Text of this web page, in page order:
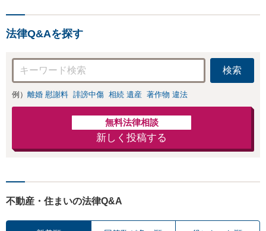
【地域密着】
法律Q&Aを探す
検索
例） 離婚 慰謝料 誹謗中傷 相続 遺産 著作物 違法
無料法律相談
新しく投稿する
不動産・住まいの法律Q&A